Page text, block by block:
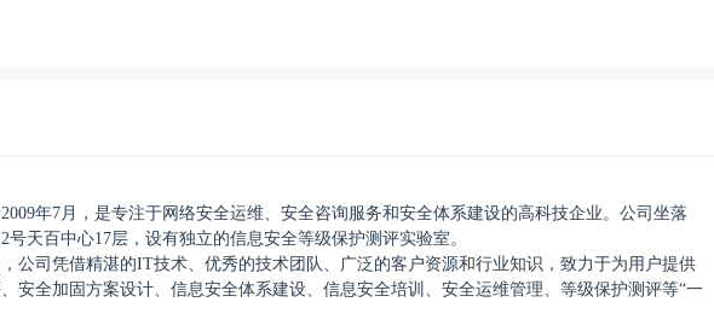
年7月，是专注于网络安全运维、安全咨询服务和安全体系建设的高科技企业。公司坐落
天百中心17层，设有独立的信息安全等级保护测评实验室。
公司凭借精湛的IT技术、优秀的技术团队、广泛的客户资源和行业知识，致力于为用户提供
安全加固方案设计、信息安全体系建设、信息安全培训、安全运维管理、等级保护测评等“一